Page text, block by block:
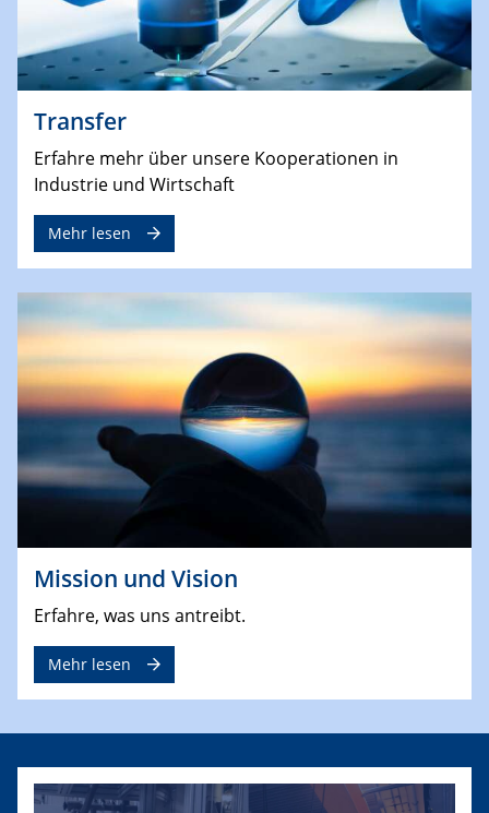
Transfer
Erfahre mehr über unsere Kooperationen in
Industrie und Wirtschaft
Mehr lesen
Mission und Vision
Erfahre, was uns antreibt.
Mehr lesen